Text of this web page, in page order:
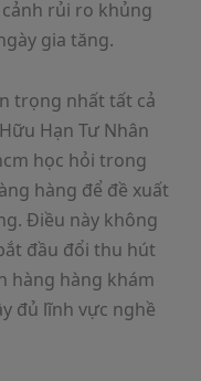
rủi ro khủng
gia tăng.
trọng nhất tất cả
Hạn Tư Nhân
học hỏi trong
hàng để đề xuất
Điều này không
đầu đổi thu hút
hàng hàng khám
đủ lĩnh vực nghề